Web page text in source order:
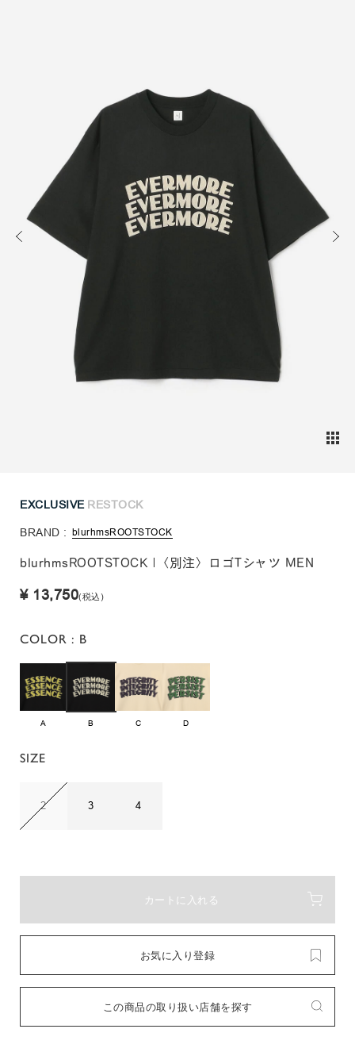
EXCLUSIVE RESTOCK
BRAND : blurhmsROOTSTOCK
blurhmsROOTSTOCK |〈別注〉ロゴTシャツ MEN
¥ 13,750(税込)
COLOR : B
A B C D
SIZE
2 3 4
カートに入れる
お気に入り登録
この商品の取り扱い店舗を探す